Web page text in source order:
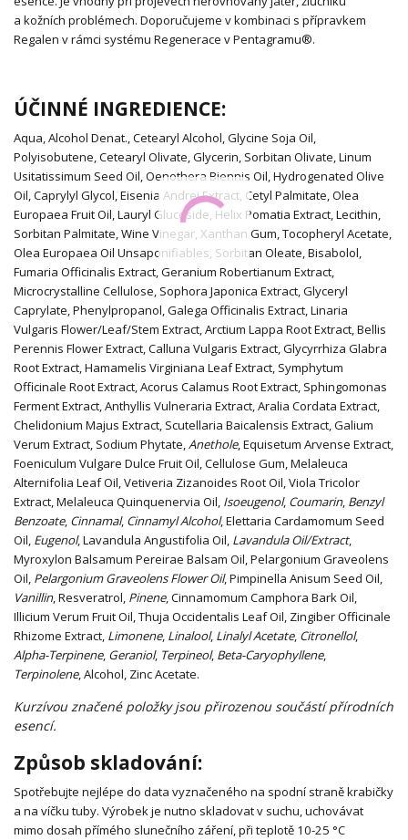
a kožních problémech. Doporučujeme v kombinaci s přípravkem
Regalen v rámci systému Regenerace v Pentagramu®.
ÚČINNÉ INGREDIENCE:
Aqua, Alcohol Denat., Cetearyl Alcohol, Glycine Soja Oil,
Polyisobutene, Cetearyl Olivate, Glycerin, Sorbitan Olivate, Linum
Usitatissimum Seed Oil, Oenothera Biennis Oil, Hydrogenated Olive
Oil, Caprylyl Glycol, Eisenia Andrei Extract, Cetyl Palmitate, Olea
Europaea Fruit Oil, Lauryl Glucoside, Helix Pomatia Extract, Lecithin,
Sorbitan Palmitate, Wine Vinegar, Xanthan Gum, Tocopheryl Acetate,
Olea Europaea Oil Unsaponifiables, Sorbitan Oleate, Bisabolol,
Fumaria Officinalis Extract, Geranium Robertianum Extract,
Microcrystalline Cellulose, Sophora Japonica Extract, Glyceryl
Caprylate, Phenylpropanol, Galega Officinalis Extract, Linaria
Vulgaris Flower/Leaf/Stem Extract, Arctium Lappa Root Extract, Bellis
Perennis Flower Extract, Calluna Vulgaris Extract, Glycyrrhiza Glabra
Root Extract, Hamamelis Virginiana Leaf Extract, Symphytum
Officinale Root Extract, Acorus Calamus Root Extract, Sphingomonas
Ferment Extract, Anthyllis Vulneraria Extract, Aralia Cordata Extract,
Chelidonium Majus Extract, Scutellaria Baicalensis Extract, Galium
Verum Extract, Sodium Phytate,Anethole, Equisetum Arvense Extract,
Foeniculum Vulgare Dulce Fruit Oil, Cellulose Gum, Melaleuca
Alternifolia Leaf Oil, Vetiveria Zizanoides Root Oil, Viola Tricolor
Extract, Melaleuca Quinquenervia Oil, Isoeugenol, Coumarin, Benzyl
Benzoate, Cinnamal, Cinnamyl Alcohol, Elettaria Cardamomum Seed
Oil, Eugenol, Lavandula Angustifolia Oil, Lavandula Oil/Extract,
Myroxylon Balsamum Pereirae Balsam Oil, Pelargonium Graveolens
Oil, Pelargonium Graveolens Flower Oil, Pimpinella Anisum Seed Oil,
Vanillin, Resveratrol, Pinene, Cinnamomum Camphora Bark Oil,
Illicium Verum Fruit Oil, Thuja Occidentalis Leaf Oil, Zingiber Officinale
Rhizome Extract, Limonene, Linalool, Linalyl Acetate, Citronellol,
Alpha-Terpinene, Geraniol, Terpineol, Beta-Caryophyllene,
Terpinolene, Alcohol, Zinc Acetate.
Kurzívou značené položky jsou přirozenou součástí přírodních
esencí.
Způsob skladování:
Spotřebujte nejlépe do data vyznačeného na spodní straně krabičky
a na víčku tuby. Výrobek je nutno skladovat v suchu, uchovávat
mimo dosah přímého slunečního záření, při teplotě 10-25 °C